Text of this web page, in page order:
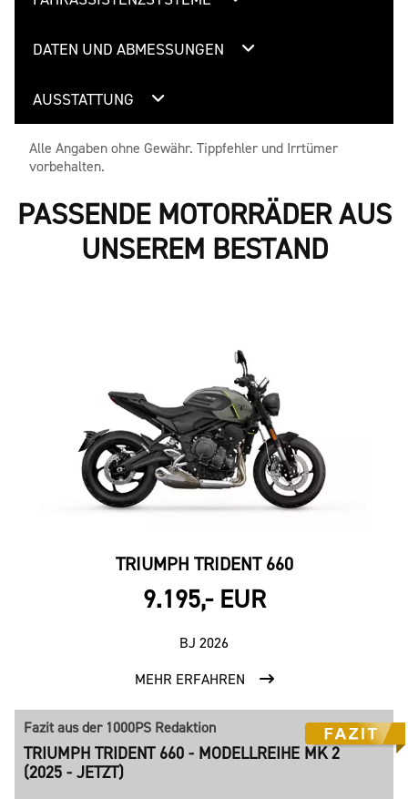
DATEN UND ABMESSUNGEN
AUSSTATTUNG
Alle Angaben ohne Gewähr. Tippfehler und Irrtümer
vorbehalten.
PASSENDE MOTORRÄDER AUS
UNSEREM BESTAND
TRIUMPH TRIDENT 660
9.195,- EUR
BJ 2026
MEHR ERFAHREN
Fazit aus der 1000PS Redaktion
TRIUMPH TRIDENT 660 - MODELLREIHE MK 2
(2025 - JETZT)